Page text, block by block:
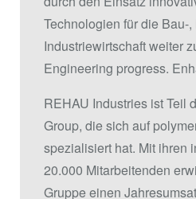
Technologien für die Bau-
Industriewirtschaft weiter
Engineering progress.
REHAU Industries ist Teil
Group, die sich auf
spezialisiert hat. Mit ihren
20.000 Mitarbeitenden
Gruppe einen